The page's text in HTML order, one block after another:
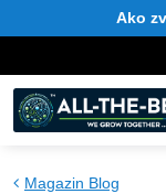
Ako
Magazin Blog